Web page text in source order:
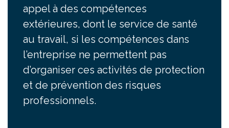
appel à des compétences
extérieures, dont le service de santé
au travail, si les compétences dans
l’entreprise ne permettent pas
d’organiser ces activités de protection
et de prévention des risques
professionnels.